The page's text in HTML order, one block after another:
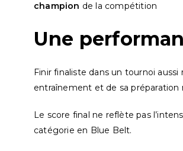
champion de la compétition
Une
Finir finaliste dans un tournoi
entraînement et de sa préparation
Le score final ne reflète pas
catégorie en Blue Belt.